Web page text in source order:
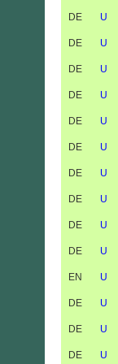
DE U
DE U
DE U
DE U
DE U
DE U
DE U
DE U
DE U
DE U
EN U
DE U
DE U
DE U